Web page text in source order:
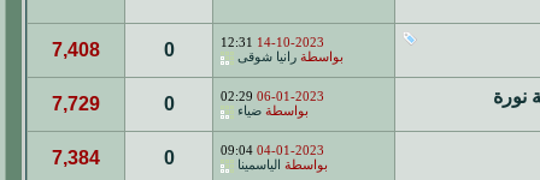
14-10-2023
12:31
بواسطة رانيا شوقى 0
7,408
نورة 06-01-2023
02:29
بواسطة ضياء 0
7,729
04-01-2023
09:04
بواسطة
الياسمينا 0
7,384